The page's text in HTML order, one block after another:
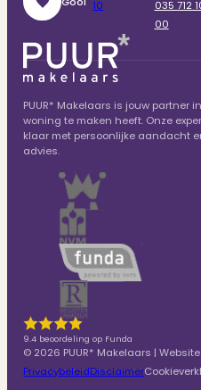
10
035 712
00
PUUR* Makelaars is jouw partner
woning te maken heeft. Onze
klaar met persoonlijke aandacht
advies.
9.4 beoordeling op Funda
© 2026 PUUR* Makelaars |
PrivacybeleidDisclaimer